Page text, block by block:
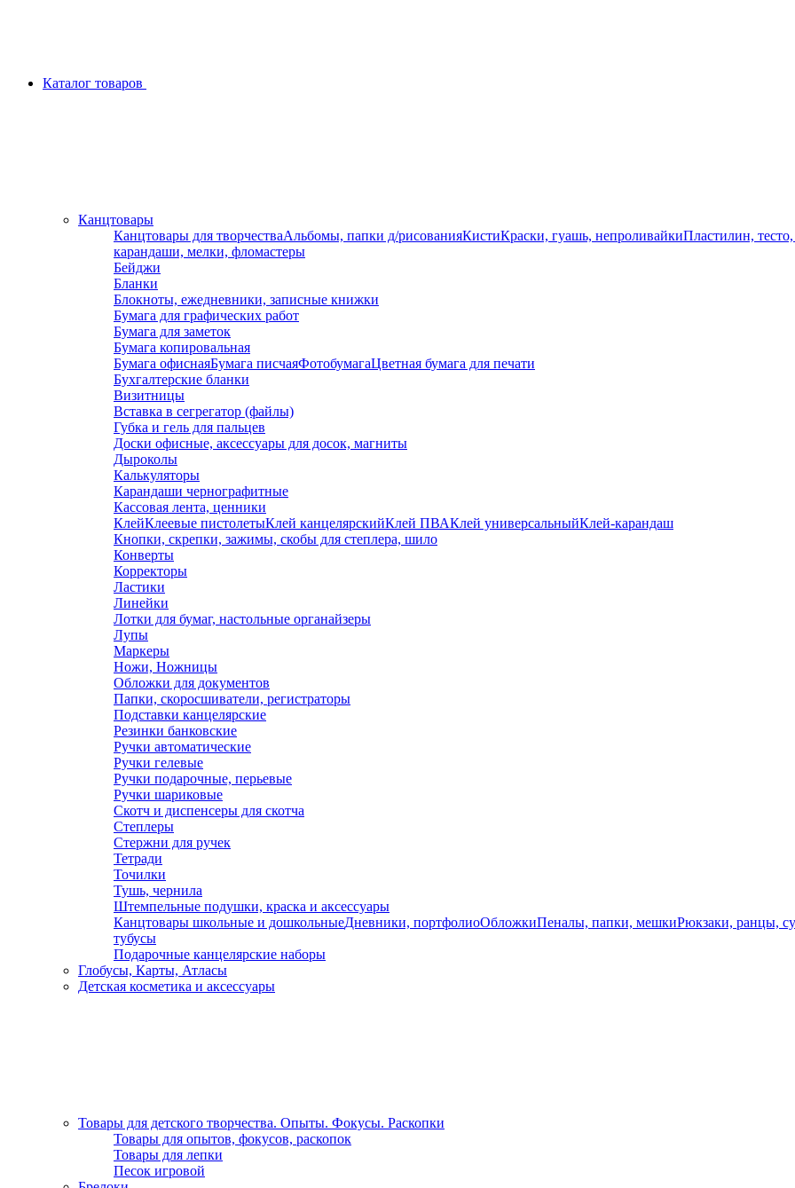
Каталог товаров
Канцтовары
Канцтовары для творчестваАльбомы, папки д/рисованияКистиКраски, гуашь, непроливайкиПластилин,
карандаши, мелки, фломастеры
Бейджи
Бланки
Блокноты, ежедневники, записные книжки
Бумага для графических работ
Бумага для заметок
Бумага копировальная
Бумага офиснаяБумага писчаяФотобумагаЦветная бумага для печати
Бухгалтерские бланки
Визитницы
Вставка в сегрегатор (файлы)
Губка и гель для пальцев
Доски офисные, аксессуары для досок, магниты
Дыроколы
Калькуляторы
Карандаши чернографитные
Кассовая лента, ценники
КлейКлеевые пистолетыКлей канцелярскийКлей ПВАКлей универсальныйКлей-карандаш
Кнопки, скрепки, зажимы, скобы для степлера, шило
Конверты
Корректоры
Ластики
Линейки
Лотки для бумаг, настольные органайзеры
Лупы
Маркеры
Ножи, Ножницы
Обложки для документов
Папки, скоросшиватели, регистраторы
Подставки канцелярские
Резинки банковские
Ручки автоматические
Ручки гелевые
Ручки подарочные, перьевые
Ручки шариковые
Скотч и диспенсеры для скотча
Степлеры
Стержни для ручек
Тетради
Точилки
Тушь, чернила
Штемпельные подушки, краска и аксессуары
Канцтовары школьные и дошкольныеДневники, портфолиоОбложкиПеналы, папки, мешкиРюкзаки, ранцы,
тубусы
Подарочные канцелярские наборы
Глобусы, Карты, Атласы
Детская косметика и аксессуары
Товары для детского творчества. Опыты. Фокусы. Раскопки
Товары для опытов, фокусов, раскопок
Товары для лепки
Песок игровой